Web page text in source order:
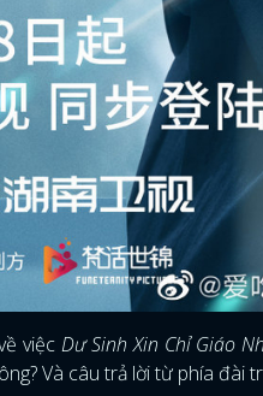
việc Dư Sinh Xin Chỉ Giáo
Và câu trả lời từ phía đài